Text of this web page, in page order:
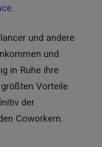
.
und andere
und
in Ruhe ihre
größten Vorteile
der
Coworkern.